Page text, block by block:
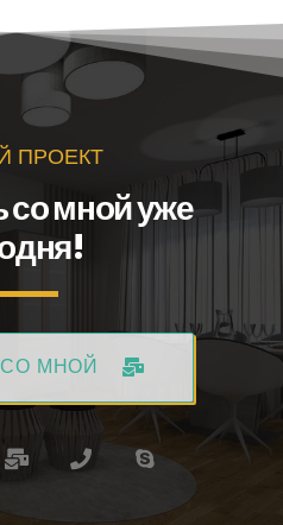
ПРОЕКТ
со мной уже
МНОЙ